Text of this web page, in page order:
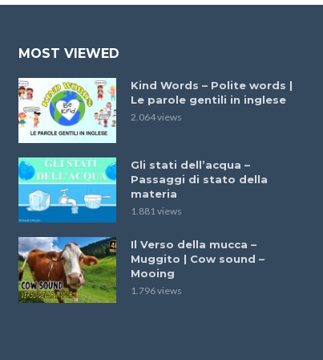
MOST VIEWED
Kind Words – Polite words |
Le parole gentili in inglese
2.064 views
Gli stati dell’acqua –
Passaggi di stato della
materia
1.881 views
Il Verso della mucca –
Muggito | Cow sound –
Mooing
1.796 views